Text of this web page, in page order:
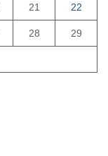
21 22
28 29